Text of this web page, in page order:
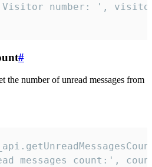
number: ',
#
the number of unread messages from
messages count:',